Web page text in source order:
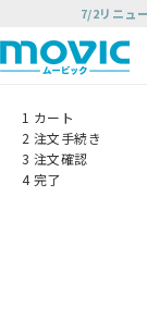
7/2リニュ
1 カート
2 注文手続き
3 注文確認
4 完了